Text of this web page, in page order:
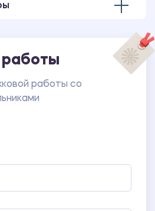
работы со